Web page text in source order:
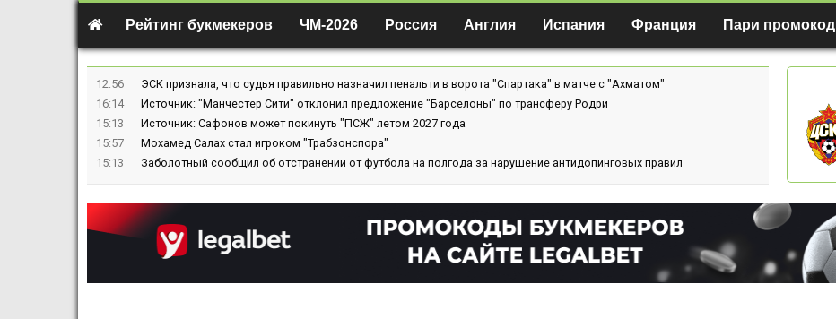
Рейтинг букмекеров ЧМ-2026 Россия Англия Испания Франция Пари промокод
12:56
ЭСК признала, что судья правильно назначил пенальти в ворота "Спартака" в матче с "Ахматом"
16:14
Источник: "Манчестер Сити" отклонил предложение "Барселоны" по трансферу Родри
15:13
Источник: Сафонов может покинуть "ПСЖ" летом 2027 года
15:57
Мохамед Салах стал игроком "Трабзонспора"
15:13
Заболотный сообщил об отстранении от футбола на полгода за нарушение антидопинговых правил